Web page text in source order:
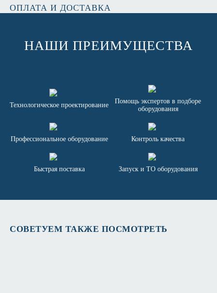
ОПЛАТА И ДОСТАВКА
НАШИ ПРЕИМУЩЕСТВА
Технологическое проектирование
Помощь экспертов в подборе
оборудования
Профессиональное оборудование Контроль качества
Быстрая поставка Запуск и ТО оборудования
СОВЕТУЕМ ТАКЖЕ ПОСМОТРЕТЬ